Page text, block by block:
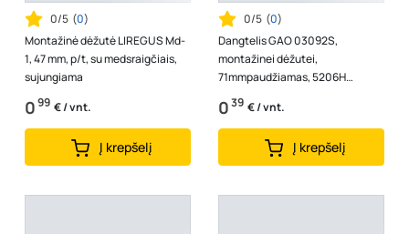
0/5 (0)
Montažinė dėžutė LIREGUS Md-
1, 47 mm, p/t, su medsraigčiais,
sujungiama
099 € / vnt.
Į krepšelį
0/5 (0)
Dangtelis GAO 03092S,
montažinei dėžutei,
71mmpaudžiamas, 5206H
T650dgr
039 € / vnt.
Į krepšelį